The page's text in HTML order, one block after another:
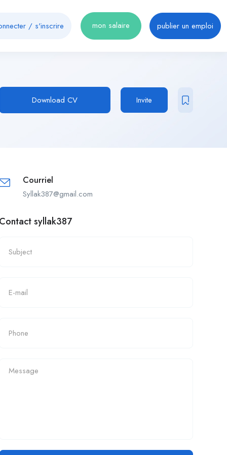
/ s'inscrire mon salaire publier un emploi
Download CV Invite
Courriel
Syllak387@gmail.com
Contact syllak387